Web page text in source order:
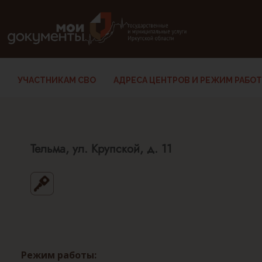
УЧАСТНИКАМ СВО АДРЕСА ЦЕНТРОВ И РЕЖИМ
Тельма, ул. Крупской, д. 11
Режим работы: